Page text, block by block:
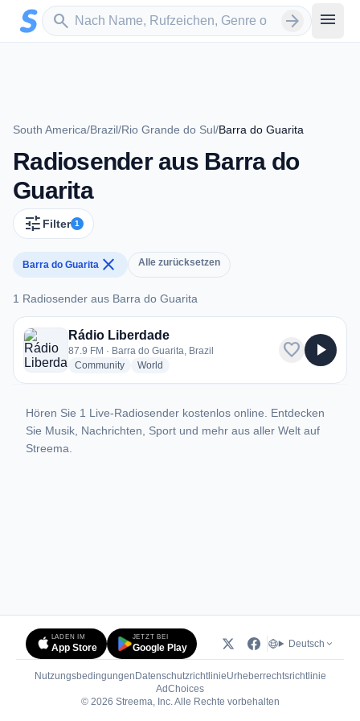
Zum Hauptinhalt springen
search
Sender suchen arrow_forward menu
South America/Brazil/Rio Grande do Sul/Barra do Guarita
Radiosender aus Barra do
Guarita
tune Filter 1
Barra do Guarita close Alle zurücksetzen
1 Radiosender aus Barra do Guarita
1 Radiosender aus Barra do Guarita
Rádio Liberdade
87.9 FM · Barra do Guarita, Brazil
Communityradio stations
World
favorite play_arrow
Hören Sie 1 Live-Radiosender kostenlos online. Entdecken
Sie Musik, Nachrichten, Sport und mehr aus aller Welt auf
Streema.
LADEN IM
App Store
JETZT BEI
Google Play Deutsch
Nutzungsbedingungen DatenschutzrichtlinieUrheberrechtsrichtlinie
AdChoices(öffnet in neuem Tab)
© 2026 Streema, Inc. Alle Rechte vorbehalten